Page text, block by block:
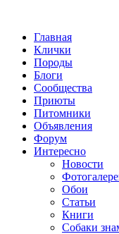
Главная
Клички
Породы
Блоги
Сообщества
Приюты
Питомники
Объявления
Форум
Интересно
Новости
Обои
Статьи
Книги
Собаки